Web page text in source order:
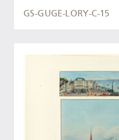
GS-GUGE-LORY-C-15